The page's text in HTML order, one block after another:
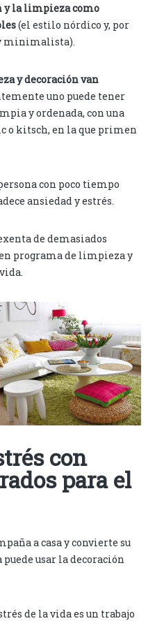
y la limpieza como
(el estilo nórdico y, por
minimalista).
y decoración van
uno puede tener
y ordenada, con una
o kitsch, en la que primen
con poco tiempo
ansiedad y estrés.
de demasiados
programa de limpieza y
con
para el
a casa y convierte su
usar la decoración
de la vida es un trabajo